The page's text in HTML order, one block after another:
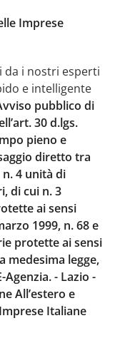
Imprese
da i nostri esperti
e intelligente
pubblico di
30 d.lgs.
pieno e
diretto tra
4 unità di
di cui n. 3
ai sensi
1999, n. 68 e
protette ai sensi
medesima legge,
Agenzia. - Lazio -
All’estero e
Italiane